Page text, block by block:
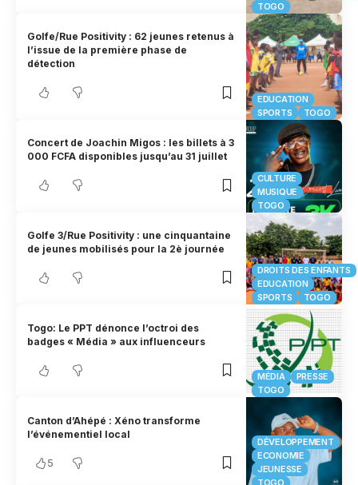
TOGO
EDUCATION
SPORTS
TOGO
Golfe/Rue Positivity : 62 jeunes retenus à
l’issue de la première phase de
détection
CULTURE
MUSIQUE
TOGO
Concert de Joachin Migos : les billets à 3
000 FCFA disponibles jusqu’au 31 juillet
DROITS DES ENFANTS
EDUCATION
SPORTS
TOGO
Golfe 3/Rue Positivity : une cinquantaine
de jeunes mobilisés pour la 2è journée
MÉDIA
PRESSE
TOGO
Togo: Le PPT dénonce l’octroi des
badges « Média » aux influenceurs
DÉVELOPPEMENT
ECONOMIE
JEUNESSE
TOGO
Canton d’Ahépé : Xéno transforme
l’événementiel local
5